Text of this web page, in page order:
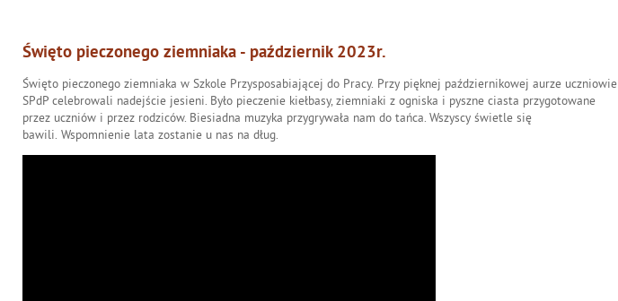
Święto pieczonego ziemniaka - październik 2023r.
Święto pieczonego ziemniaka w Szkole Przysposabiającej do Pracy. Przy pięknej październikowej aurze uczniowie
SPdP celebrowali nadejście jesieni. Było pieczenie kiełbasy, ziemniaki z ogniska i pyszne ciasta przygotowane
przez uczniów i przez rodziców. Biesiadna muzyka przygrywała nam do tańca. Wszyscy świetle się
bawili. Wspomnienie lata zostanie u nas na dług.